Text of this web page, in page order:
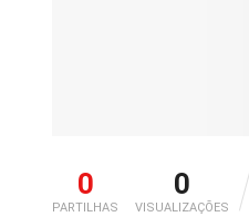
0
PARTILHAS
0
VISUALIZAÇÕES